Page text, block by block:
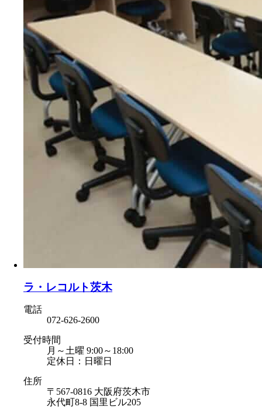
ラ・レコルト茨木
電話
072-626-2600
受付時間
月～土曜 9:00～18:00
定休日：日曜日
住所
〒567-0816 大阪府茨木市
永代町8-8 国里ビル205